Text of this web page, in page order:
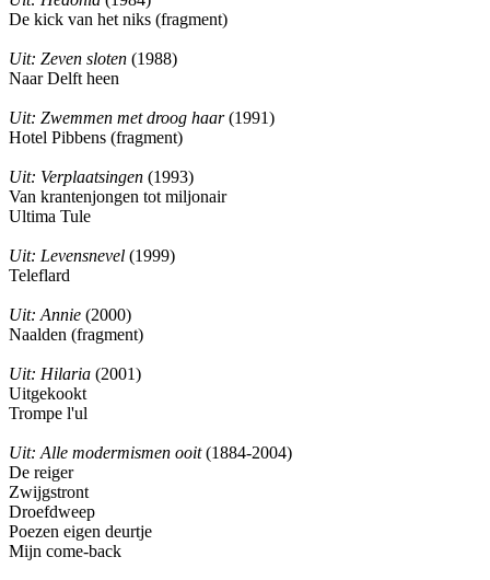
De kick van het niks (fragment)
Uit: Zeven sloten (1988)
Naar Delft heen
Uit: Zwemmen met droog haar(1991)
Hotel Pibbens (fragment)
Uit: Verplaatsingen (1993)
Van krantenjongen tot miljonair
Ultima Tule
Uit: Levensnevel (1999)
Teleflard
Uit: Annie (2000)
Naalden (fragment)
Uit: Hilaria (2001)
Uitgekookt
Trompe l'ul
Uit: Alle modermismen ooit(1884-2004)
De reiger
Zwijgstront
Droefdweep
Poezen eigen deurtje
Mijn come-back